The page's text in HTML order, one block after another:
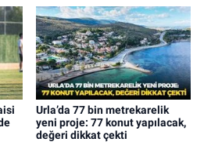
Urla’da 77 bin metrekarelik
yeni proje: 77 konut yapılacak,
değeri dikkat çekti